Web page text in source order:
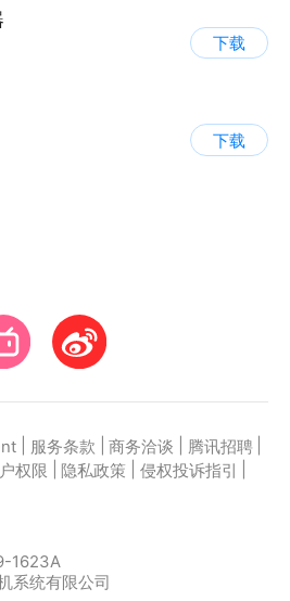
下载
下载
服务条款 商务洽谈 腾讯招聘
权限 隐私政策 侵权投诉指引
1623A
系统有限公司